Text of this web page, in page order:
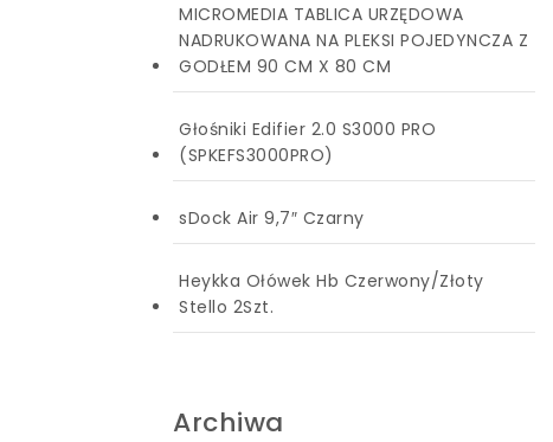
MICROMEDIA TABLICA URZĘDOWA
NADRUKOWANA NA PLEKSI POJEDYNCZA Z
GODŁEM 90 CM X 80 CM
Głośniki Edifier 2.0 S3000 PRO
(SPKEFS3000PRO)
sDock Air 9,7″ Czarny
Heykka Ołówek Hb Czerwony/Złoty
Stello 2Szt.
Archiwa